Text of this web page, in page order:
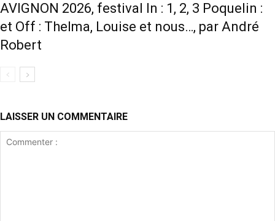
AVIGNON 2026, festival In : 1, 2, 3 Poquelin :
et Off : Thelma, Louise et nous…, par André
Robert
LAISSER UN COMMENTAIRE